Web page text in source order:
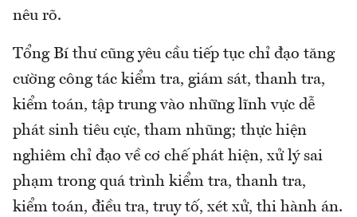
nêu rõ.
Tổng Bí thư cũng yêu cầu tiếp tục chỉ đạo tăng
cường công tác kiểm tra, giám sát, thanh tra,
kiểm toán, tập trung vào những lĩnh vực dễ
phát sinh tiêu cực, tham nhũng; thực hiện
nghiêm chỉ đạo về cơ chế phát hiện, xử lý sai
phạm trong quá trình kiểm tra, thanh tra,
kiểm toán, điều tra, truy tố, xét xử, thi hành án.